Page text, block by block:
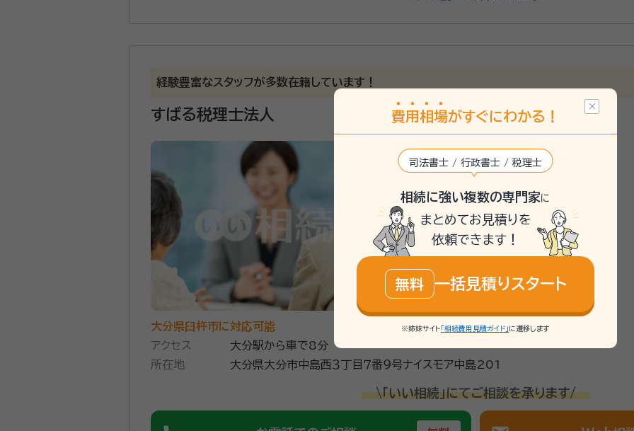
年から累計で26,000件以上の相続税申告をお手伝いしています。 初めての相続で不安を感じ
経験豊富なスタッフが多数在籍しています！
すばる税理士法人
大分県臼杵市に対応可能
アクセス
大分駅から車で8分
所在地
大分県大分市中島西３丁目７番９号ナイスモア中島201
\「いい相続」にてご相談を承ります/
費用 相場がすぐにわかる！
司法書士 / 行政書士 / 税理士
相続に強い複数の専門家に
まとめてお見積りを
依頼できます！
無料 一括見積りスタート
※姉妹サイト 「相続費用見積ガイド」 に遷移します